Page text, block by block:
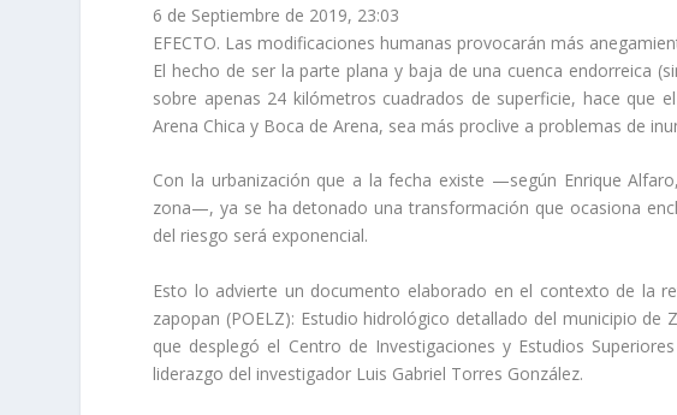
6 de Septiembre de 2019, 23:03
EFECTO. Las modificaciones humanas provocarán más
El hecho de ser la parte plana y baja de una cuenca endorreica
sobre apenas 24 kilómetros cuadrados de superficie, hace que
Arena Chica y Boca de Arena, sea más proclive a problemas de
Con la urbanización que a la fecha existe —según Enrique
zona—, ya se ha detonado una transformación que ocasiona
del riesgo será exponencial.
Esto lo advierte un documento elaborado en el contexto de la
zapopan (POELZ): Estudio hidrológico detallado del municipio
que desplegó el Centro de Investigaciones y Estudios
liderazgo del investigador Luis Gabriel Torres González.